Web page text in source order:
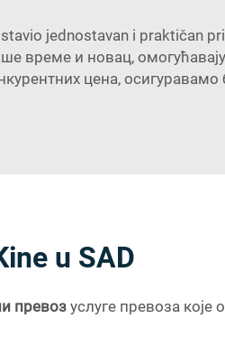
jednostavan i praktičan
време и новац,
цена, осигуравамо
u SAD
превоз услуге превоза које